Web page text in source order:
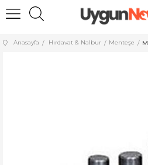
Anasayfa Hırdavat & Nalbur Menteşe